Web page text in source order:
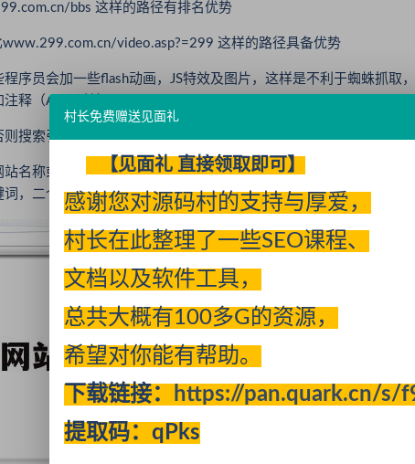
bbs 这样的路径有排名优势
video.asp?=299 这样的路径具备优势
员会加一些flash动画，JS特效及图片，这样是不利于蜘蛛抓取，
释（ALT属性）。
索引擎会对你的网站评价差，时间久了，会处罚你的站点。
称或公司名称都放在后面，关键词放在前面，一般标题不要超过
，二个左右就很好，关键词间用连字符“—”分开。
村长免费赠送见面礼
【见面礼 直接领取即可】
感谢您对源码村的支持与厚爱，
村长在此整理了一些SEO课程、
文档以及软件工具，
总共大概有100多G的资源，
希望对你能有帮助。
下载链接：
https://pan.quark.cn/s/
提取码：qPks